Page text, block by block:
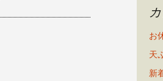
お
天
新